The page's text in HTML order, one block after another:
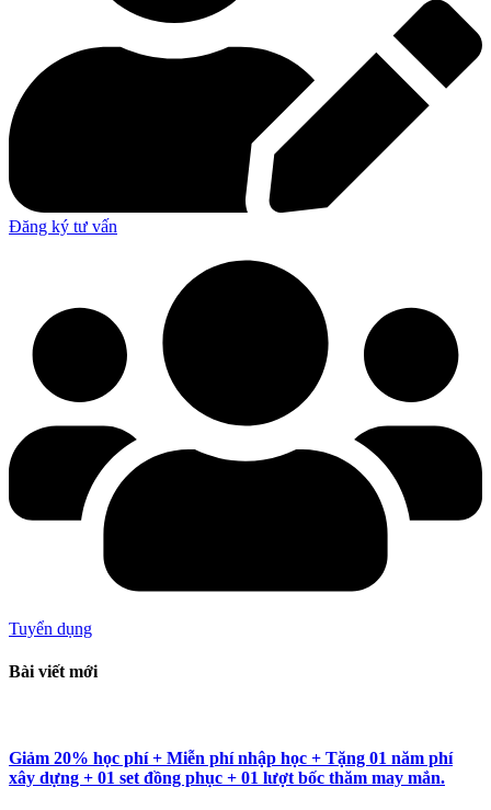
Đăng ký tư vấn
Tuyển dụng
Bài viết mới
Giảm 20% học phí + Miễn phí nhập học + Tặng 01 năm phí
xây dựng + 01 set đồng phục + 01 lượt bốc thăm may mắn.